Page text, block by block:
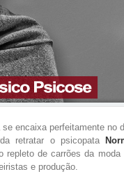
encaixa perfeitamente no
retratar o psicopata
de carrões da moda
e produção.